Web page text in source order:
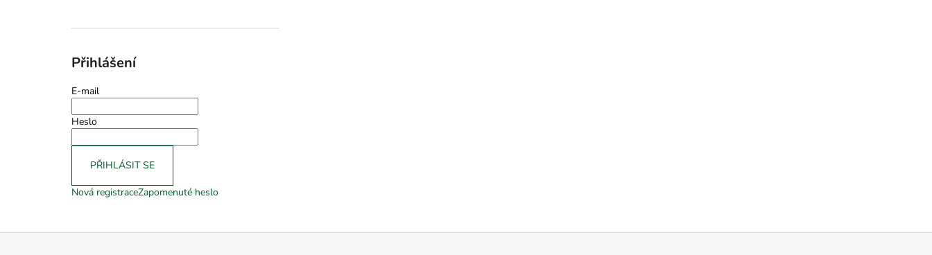
Přihlášení
E-mail
Heslo
PŘIHLÁSIT SE
Nová registraceZapomenuté heslo